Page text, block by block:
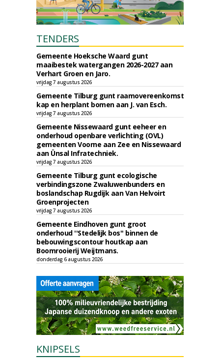
TENDERS
Gemeente Hoeksche Waard gunt
maaibestek watergangen 2026-2027 aan
Verhart Groen en Jaro.
vrijdag 7 augustus 2026
Gemeente Tilburg gunt raamovereenkomst
kap en herplant bomen aan J. van Esch.
vrijdag 7 augustus 2026
Gemeente Nissewaard gunt eeheer en
onderhoud openbare verlichting (OVL)
gemeenten Voorne aan Zee en Nissewaard
aan Ünsal Infratechniek.
vrijdag 7 augustus 2026
Gemeente Tilburg gunt ecologische
verbindingszone Zwaluwenbunders en
boslandschap Rugdijk aan Van Helvoirt
Groenprojecten
vrijdag 7 augustus 2026
Gemeente Eindhoven gunt groot
onderhoud ''Stedelijk bos'' binnen de
bebouwingscontour houtkap aan
Boomrooierij Weijtmans.
donderdag 6 augustus 2026
KNIPSELS